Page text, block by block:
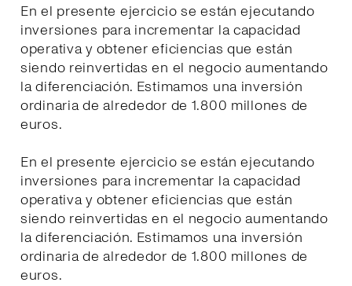
En el presente ejercicio se están ejecutando
inversiones para incrementar la capacidad
operativa y obtener eficiencias que están
siendo reinvertidas en el negocio aumentando
la diferenciación. Estimamos una inversión
ordinaria de alrededor de 1.800 millones de
euros.
En el presente ejercicio se están ejecutando
inversiones para incrementar la capacidad
operativa y obtener eficiencias que están
siendo reinvertidas en el negocio aumentando
la diferenciación. Estimamos una inversión
ordinaria de alrededor de 1.800 millones de
euros.